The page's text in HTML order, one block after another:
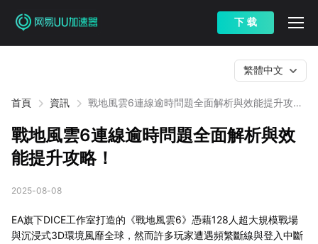
下 载
首頁 資訊
戰地風雲6連線逾時問題全面解析與效能提升攻
繁體中文
戰地風雲6連線逾時問題全面解析與效
能提升攻略！
2025-08-08
EA旗下DICE工作室打造的《戰地風雲6》憑藉128人超大規模戰場
與沉浸式3D環境風靡全球，然而許多玩家遭遇頻繁斷線與登入中斷